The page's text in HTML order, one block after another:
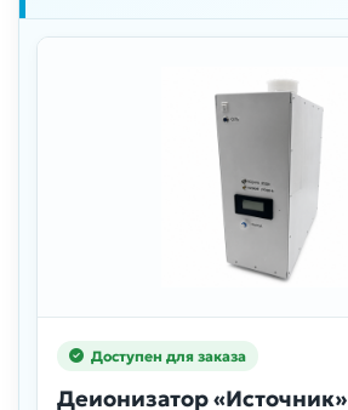
Доступен для заказа
Деионизатор «Источник»